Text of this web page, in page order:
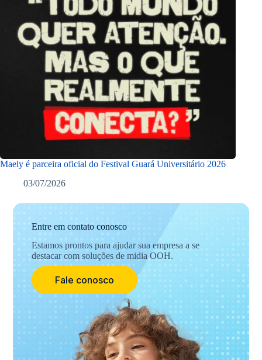
Maely é parceira oficial do Festival Guará Universitário 2026
03/07/2026
Entre em contato conosco
Estamos prontos para ajudar sua empresa a se
destacar com soluções de midia OOH.
Fale conosco